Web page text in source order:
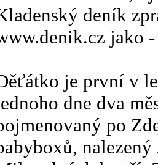
deník
jako
je první v
dne dva
po